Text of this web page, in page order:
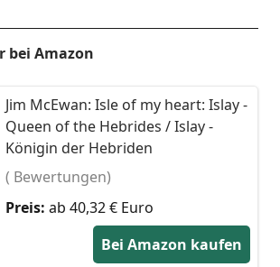
bei Amazon
Jim McEwan: Isle of my heart: Islay -
Queen of the Hebrides / Islay -
Königin der Hebriden
( Bewertungen)
Preis: ab 40,32 € Euro
Bei Amazon kaufen